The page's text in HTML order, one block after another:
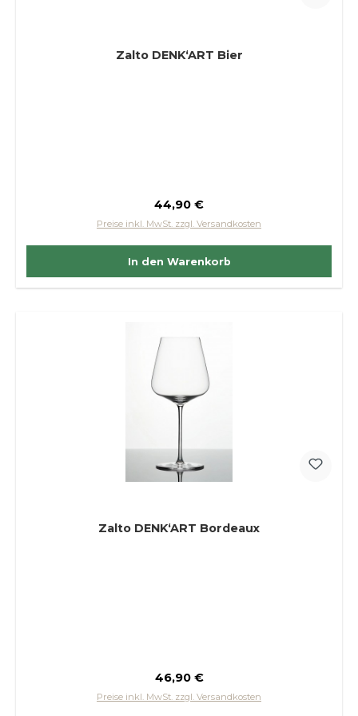
Zalto DENK‘ART Bier
Regulärer Preis:
44,90 €
Preise inkl. MwSt. zzgl. Versandkosten
In den Warenkorb
Zalto DENK‘ART Bordeaux
Regulärer Preis:
46,90 €
Preise inkl. MwSt. zzgl. Versandkosten